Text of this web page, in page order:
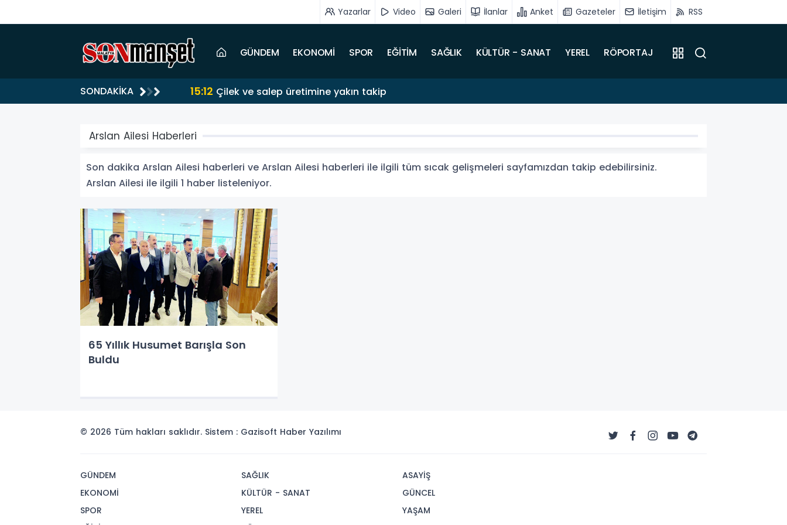
Yazarlar Video Galeri İlanlar Anket Gazeteler İletişim RSS
GÜNDEM EKONOMİ SPOR EĞİTİM SAĞLIK KÜLTÜR - SANAT YEREL RÖPORTAJ
SONDAKİKA 15:12 Çilek ve salep üretimine yakın takip
Arslan Ailesi Haberleri
Son dakika Arslan Ailesi haberleri ve Arslan Ailesi haberleri ile ilgili tüm sıcak gelişmeleri sayfamızdan takip edebilirsiniz.
Arslan Ailesi ile ilgili 1 haber listeleniyor.
65 Yıllık Husumet Barışla Son
Buldu
© 2026 Tüm hakları saklıdır. Sistem : Gazisoft Haber Yazılımı
GÜNDEM
EKONOMİ
SPOR
SAĞLIK
KÜLTÜR - SANAT
YEREL
ASAYİŞ
GÜNCEL
YAŞAM